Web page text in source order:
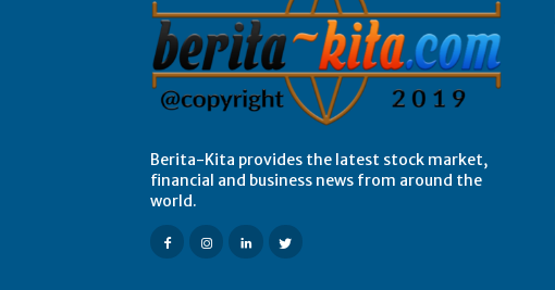
Berita-Kita provides the latest stock market,
financial and business news from around the
world.